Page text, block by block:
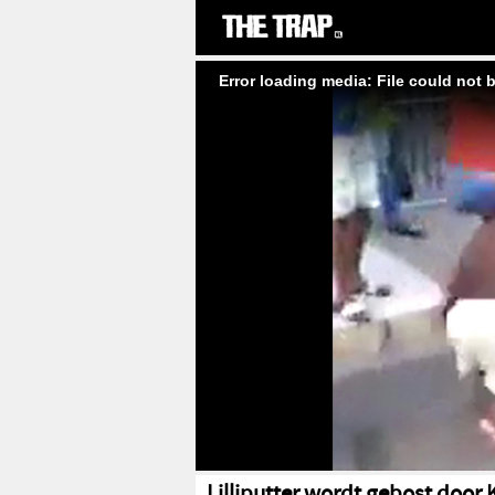
Error loading media: File could not